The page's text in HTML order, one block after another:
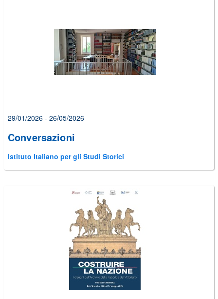
29/01/2026 - 26/05/2026
Conversazioni
Istituto Italiano per gli Studi Storici